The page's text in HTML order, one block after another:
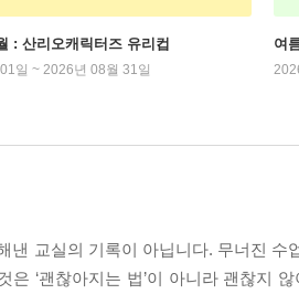
: 산리오캐릭터즈 유리컵
일 ~ 2026년 08월 31일
여
낸 교실의 기록이 아닙니다. 무너진
은 ‘괜찮아지는 법’이 아니라 괜찮지